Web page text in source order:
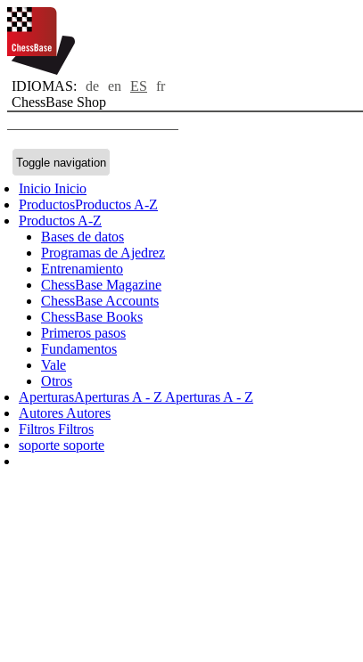
IDIOMAS: de en ES
fr
ChessBase Shop
Toggle navigation
Inicio Inicio
ProductosProductos A-Z
Productos A-Z
Bases de datos
Programas de Ajedrez
Entrenamiento
ChessBase Magazine
ChessBase Accounts
ChessBase Books
Primeros pasos
Fundamentos
Vale
Otros
AperturasAperturas A - Z Aperturas A - Z
Autores Autores
Filtros Filtros
soporte soporte